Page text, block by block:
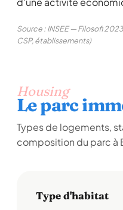
Source : INSEE — Filosofi
CSP, établissements)
Housing
Le parc
Types de logements,
composition du parc à
Type d'habitat